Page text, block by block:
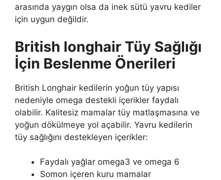
arasında yaygın olsa da inek sütü yavru kediler
için uygun değildir.
British longhair Tüy Sağlığı
İçin Beslenme Önerileri
British Longhair kedilerin yoğun tüy yapısı
nedeniyle omega destekli içerikler faydalı
olabilir. Kalitesiz mamalar tüy matlaşmasına ve
yoğun dökülmeye yol açabilir. Yavru kedilerin
tüy sağlığını destekleyen içerikler:
Faydalı yağlar omega3 ve omega 6
Somon içeren kuru mamalar